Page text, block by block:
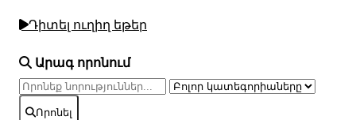
Դիտել ուղիղ եթեր
Արագ որոնում
Որոնել